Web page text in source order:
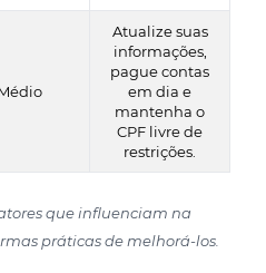
Atualize suas
informações,
pague contas
em dia e
mantenha o
CPF livre de
restrições.
que influenciam na
práticas de melhorá-los.